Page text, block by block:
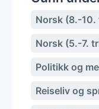
Norsk (8.-10.
Norsk (5.-7.
Politikk og
Reiseliv og